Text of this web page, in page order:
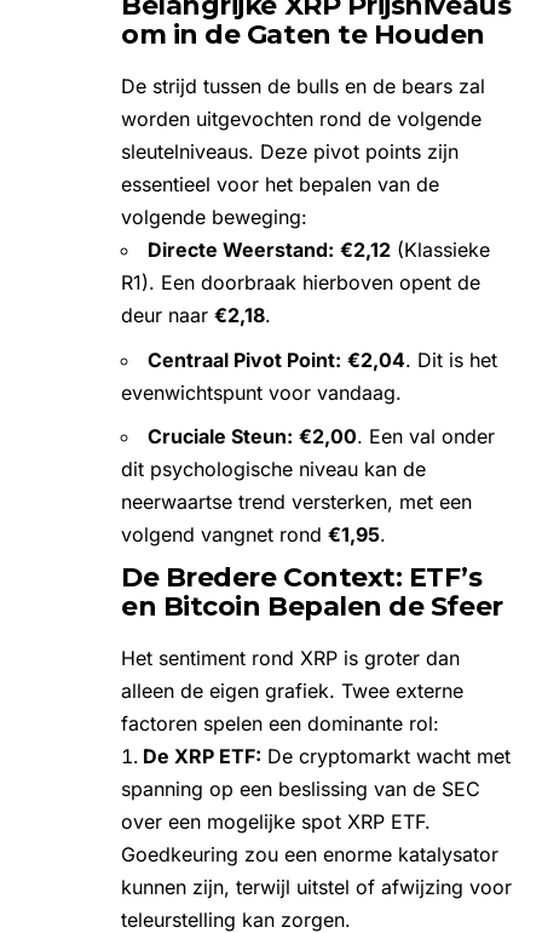
om in de Gaten te Houden
De strijd tussen de bulls en de bears zal
worden uitgevochten rond de volgende
sleutelniveaus. Deze pivot points zijn
essentieel voor het bepalen van de
volgende beweging:
Directe Weerstand: €2,12 (Klassieke
R1). Een doorbraak hierboven opent de
deur naar €2,18.
Centraal Pivot Point: €2,04. Dit is het
evenwichtspunt voor vandaag.
Cruciale Steun: €2,00. Een val onder
dit psychologische niveau kan de
neerwaartse trend versterken, met een
volgend vangnet rond €1,95.
De Bredere Context: ETF’s
en Bitcoin Bepalen de Sfeer
Het sentiment rond XRP is groter dan
alleen de eigen grafiek. Twee externe
factoren spelen een dominante rol:
De XRP ETF: De cryptomarkt wacht met
spanning op een beslissing van de SEC
over een mogelijke spot XRP ETF.
Goedkeuring zou een enorme katalysator
kunnen zijn, terwijl uitstel of afwijzing voor
teleurstelling kan zorgen.